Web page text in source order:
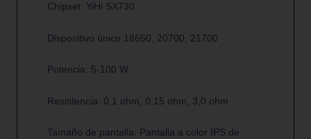
Chipset: YiHi SX730
Dispositivo único 18650, 20700, 21700
Potencia: 5-100 W
Resistencia: 0,1 ohm, 0,15 ohm, 3,0 ohm
Tamaño de pantalla: Pantalla a color IPS de